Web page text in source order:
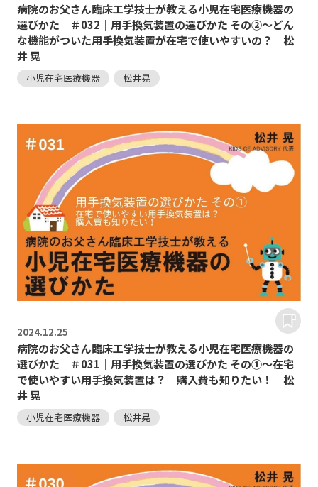
病院のお父さん臨床工学技士が教える小児在宅医療機器の
選びかた｜＃032｜用手換気装置の選びかた その②～どん
な機能がついた用手換気装置が在宅で使いやすいの？｜松
井 晃
小児在宅医療機器 松井晃
2024.12.25
病院のお父さん臨床工学技士が教える小児在宅医療機器の
選びかた｜＃031｜用手換気装置の選びかた その①～在宅
で使いやすい用手換気装置は？ 購入費も知りたい！｜松
井 晃
小児在宅医療機器 松井晃